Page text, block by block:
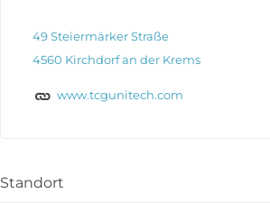
49 Steiermärker Straße
4560 Kirchdorf an der Krems
www.tcgunitech.com
Standort